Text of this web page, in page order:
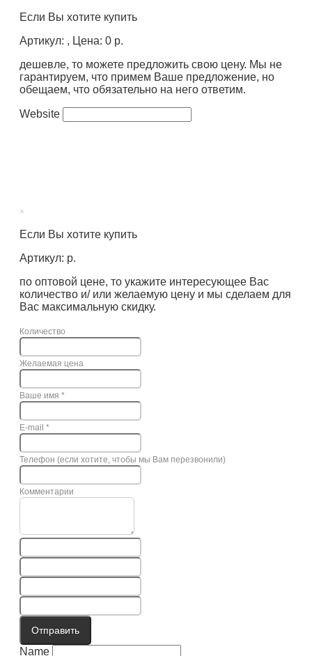
Если Вы хотите купить
Артикул: , Цена: 0 р.
дешевле, то можете предложить свою цену. Мы не
гарантируем, что примем Ваше предложение, но
обещаем, что обязательно на него ответим.
Website
×
Если Вы хотите купить
Артикул: р.
по оптовой цене, то укажите интересующее Вас
количество и/ или желаемую цену и мы сделаем для
Вас максимальную скидку.
Количество
Желаемая цена
Ваше имя *
E-mail *
Телефон (если хотите, чтобы мы Вам перезвонили)
Комментарии
Отправить
Name